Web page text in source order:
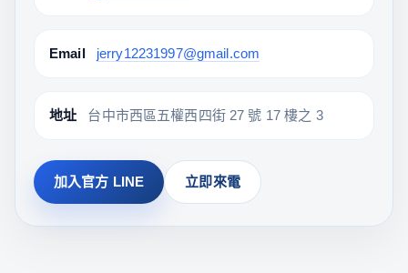
Email jerry12231997@gmail.com
地址 台中市西區五權西四街 27 號 17 樓之 3
加入官方 LINE 立即來電